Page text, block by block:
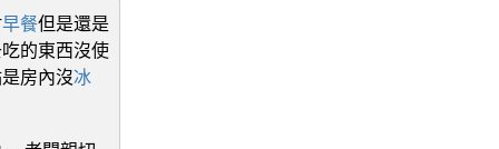
早餐但是還是
的東西沒使
房內沒冰